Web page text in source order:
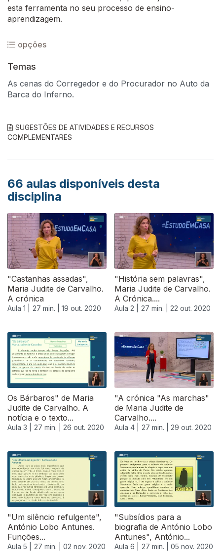
esta ferramenta no seu processo de ensino-
aprendizagem.
opções
Temas
As cenas do Corregedor e do Procurador no Auto da
Barca do Inferno.
SUGESTÕES DE ATIVIDADES E RECURSOS
COMPLEMENTARES
66 aulas disponíveis desta
disciplina
"Castanhas assadas",
Maria Judite de Carvalho.
A crónica
Aula 1 | 27 min. | 19 out. 2020
"História sem palavras",
Maria Judite de Carvalho.
A Crónica....
Aula 2 | 27 min. | 22 out. 2020
Os Bárbaros" de Maria
Judite de Carvalho. A
notícia e o texto...
Aula 3 | 27 min. | 26 out. 2020
"A crónica "As marchas"
de Maria Judite de
Carvalho....
Aula 4 | 27 min. | 29 out. 2020
"Um silêncio refulgente",
António Lobo Antunes.
Funções...
Aula 5 | 27 min. | 02 nov. 2020
"Subsídios para a
biografia de António Lobo
Antunes", António...
Aula 6 | 27 min. | 05 nov. 2020